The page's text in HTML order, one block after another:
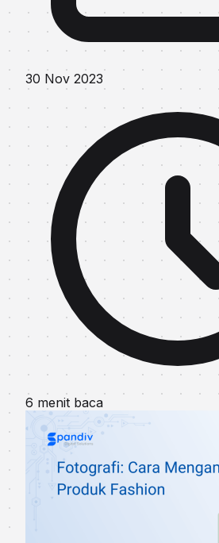
30 Nov 2023
6 menit baca